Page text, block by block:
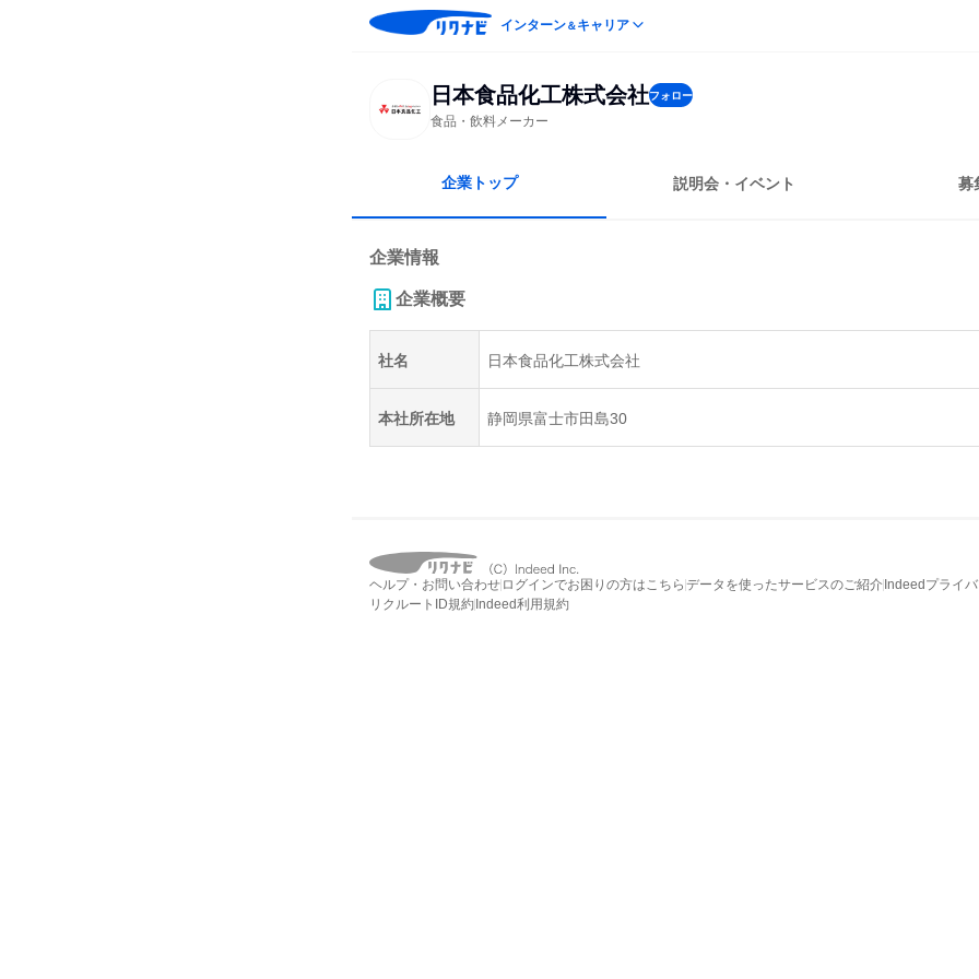
インターン＆キャリア
日本食品化工株式会社フォロー
食品・飲料メーカー
企業トップ 説明会・イベント 募
企業情報
企業概要
社名 日本食品化工株式会社
本社所在地 静岡県富士市田島30
ヘルプ・お問い合わせ ログインでお困りの方はこちら データを使ったサービスのご紹介 Indeedプライ
リクルートID規約 Indeed利用規約